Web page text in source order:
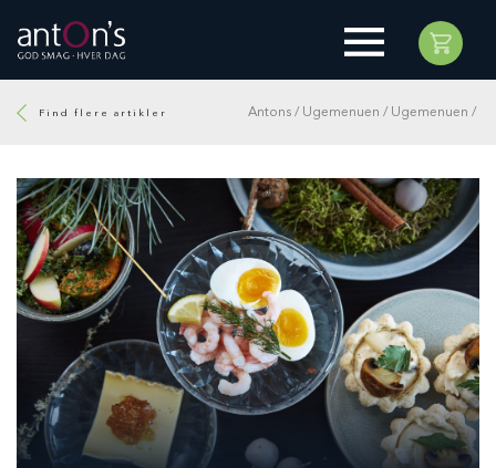
Find flere artikler Antons / Ugemenuen / Ugemenuen /